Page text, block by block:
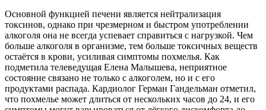
Основной функцией печени является нейтрализация
токсинов, однако при чрезмерном и быстром употреблении
алкоголя она не всегда успевает справиться с нагрузкой. Чем
больше алкоголя в организме, тем больше токсичных веществ
остаётся в крови, усиливая симптомы похмелья. Как
подметила телеведущая Елена Малышева, неприятное
состояние связано не только с алкоголем, но и с его
продуктами распада. Кардиолог Герман Гандельман отметил,
что похмелье может длиться от нескольких часов до 24, и его